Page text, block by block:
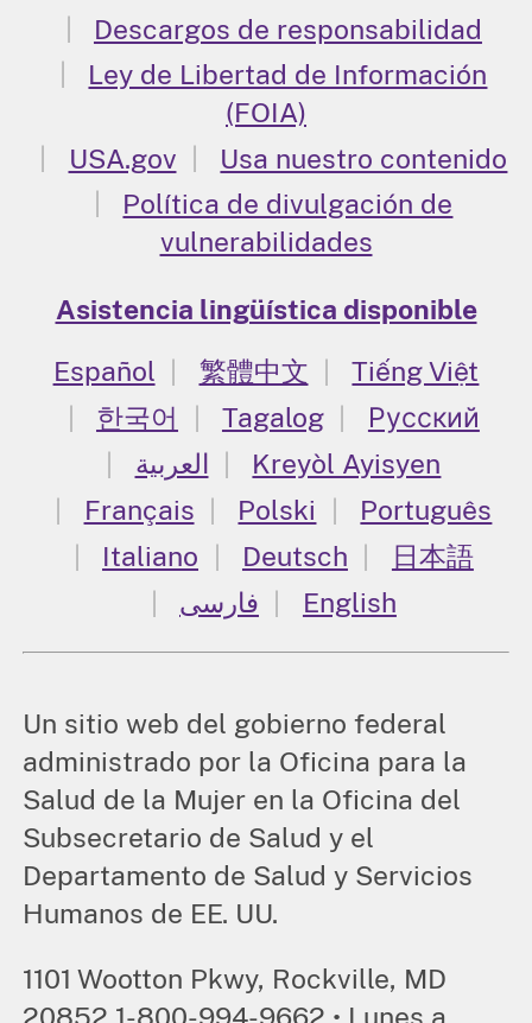
Descargos de responsabilidad
Ley de Libertad de Información
(FOIA)
USA.gov
Usa nuestro contenido
Política de divulgación de
vulnerabilidades
Asistencia lingüística disponible
Español
繁體中文
Tiếng Việt
한국어
Tagalog
Русский
العربية
Kreyòl Ayisyen
Français
Polski
Português
Italiano
Deutsch
日本語
فارسی
English
Un sitio web del gobierno federal
administrado por la Oficina para la
Salud de la Mujer en la Oficina del
Subsecretario de Salud y el
Departamento de Salud y Servicios
Humanos de EE. UU.
1101 Wootton Pkwy, Rockville, MD
20852 1-800-994-9662 • Lunes a